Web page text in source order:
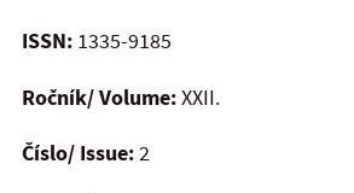
ISSN: 1335-9185
Ročník/ Volume:XXII.
Číslo/ Issue:2